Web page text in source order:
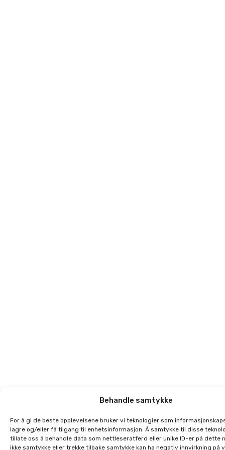
Behandle samtykke
For å gi de beste opplevelsene bruker vi teknologier som
lagre og/eller få tilgang til enhetsinformasjon. Å samtykke til disse
tillate oss å behandle data som nettleseratferd eller unike ID-er på dette
ikke samtykke eller trekke tilbake samtykke kan ha negativ innvirkning på